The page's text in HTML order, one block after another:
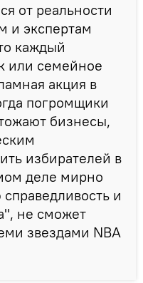
от реальности
и экспертам
каждый
или семейное
акция в
погромщики
бизнесы,
избирателей в
деле мирно
и
не сможет
звездами NBA